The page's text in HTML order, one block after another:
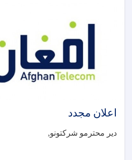
اعلان مجدد
دیر محترمو شرکتونو,